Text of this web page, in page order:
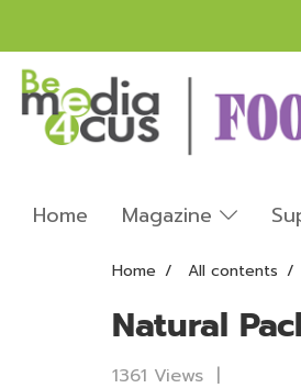
Home Magazine
Home All contents
Natural
1361 Views |